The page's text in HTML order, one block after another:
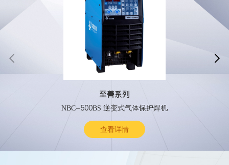
至善系列
NBC-500BS 逆变式气体保护焊机
查看详情
 